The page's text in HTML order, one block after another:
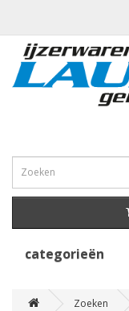
categorieën
Zoeken